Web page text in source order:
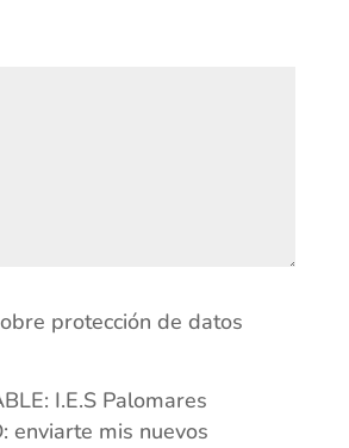
protección de datos
I.E.S Palomares
enviarte mis nuevos